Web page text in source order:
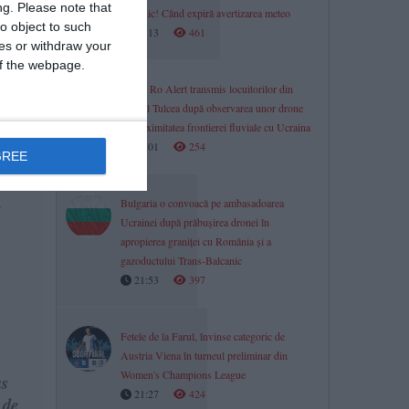
Please note that
object to such
or withdraw your
webpage.
puternic! Când expiră avertizarea meteo
08:13
461
Mesaj Ro Alert transmis locuitorilor din
județul Tulcea după observarea unor drone
în proximitatea frontierei fluviale cu Ucraina
08:01
254
Bulgaria o convoacă pe ambasadoarea
Ucrainei după prăbușirea dronei în
apropierea graniței cu România și a
gazoductului Trans-Balcanic
21:53
397
Fetele de la Farul, învinse categoric de
Austria Viena în turneul preliminar din
Women's Champions League
21:27
424